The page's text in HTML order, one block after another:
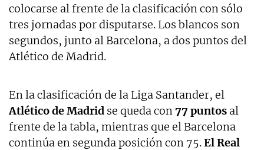
colocarse al frente de la clasificación con sólo
tres jornadas por disputarse. Los blancos son
segundos, junto al Barcelona, a dos puntos del
Atlético de Madrid.
En la clasificación de la Liga Santander, el
Atlético de Madrid se queda con77 puntos al
frente de la tabla, mientras que el Barcelona
continúa en segunda posición con 75.El Real